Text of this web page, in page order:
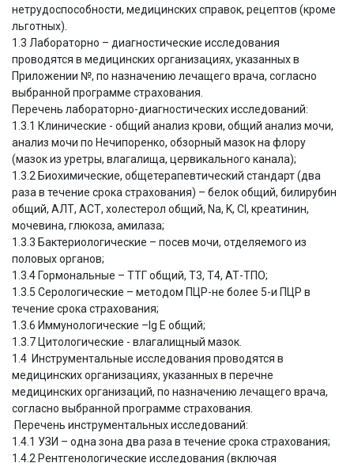
нетрудоспособности, медицинских справок, рецептов (кроме
льготных).
1.3 Лабораторно – диагностические исследования
проводятся в медицинских организациях, указанных в
Приложении №, по назначению лечащего врача, согласно
выбранной программе страхования.
Перечень лабораторно-диагностических исследований:
1.3.1 Клинические - общий анализ крови, общий анализ мочи,
анализ мочи по Нечипоренко, обзорный мазок на флору
(мазок из уретры, влагалища, цервикального канала);
1.3.2 Биохимические, общетерапевтический стандарт (два
раза в течение срока страхования) – белок общий, билирубин
общий, АЛТ, АСТ, холестерол общий, Na, K, Cl, креатинин,
мочевина, глюкоза, амилаза;
1.3.3 Бактериологические – посев мочи, отделяемого из
половых органов;
1.3.4 Гормональные – ТТГ общий, Т3, Т4, АТ-ТПО;
1.3.5 Серологические – методом ПЦР-не более 5-и ПЦР в
течение срока страхования;
1.3.6 Иммунологические –Ig E общий;
1.3.7 Цитологические - влагалищный мазок.
1.4 Инструментальные исследования проводятся в
медицинских организациях, указанных в перечне
медицинских организаций, по назначению лечащего врача,
согласно выбранной программе страхования.
Перечень инструментальных исследований:
1.4.1 УЗИ – одна зона два раза в течение срока страхования;
1.4.2 Рентгенологические исследования (включая